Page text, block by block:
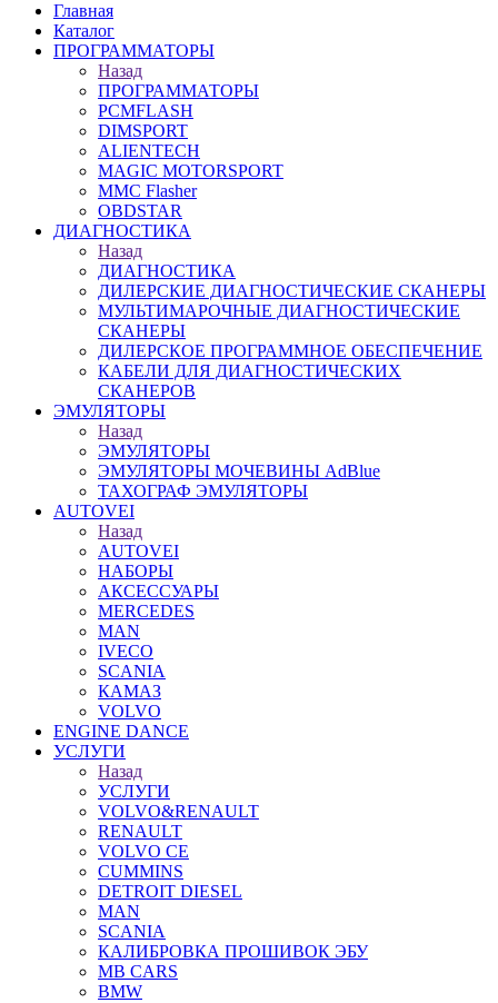
Главная
Каталог
ПРОГРАММАТОРЫ
Назад
ПРОГРАММАТОРЫ
PCMFLASH
DIMSPORT
ALIENTECH
MAGIC MOTORSPORT
MMC Flasher
OBDSTAR
ДИАГНОСТИКА
Назад
ДИАГНОСТИКА
ДИЛЕРСКИЕ ДИАГНОСТИЧЕСКИЕ СКАНЕРЫ
МУЛЬТИМАРОЧНЫЕ ДИАГНОСТИЧЕСКИЕ
СКАНЕРЫ
ДИЛЕРСКОЕ ПРОГРАММНОЕ ОБЕСПЕЧЕНИЕ
КАБЕЛИ ДЛЯ ДИАГНОСТИЧЕСКИХ
СКАНЕРОВ
ЭМУЛЯТОРЫ
Назад
ЭМУЛЯТОРЫ
ЭМУЛЯТОРЫ МОЧЕВИНЫ АdBlue
ТАХОГРАФ ЭМУЛЯТОРЫ
AUTOVEI
Назад
AUTOVEI
НАБОРЫ
АКСЕССУАРЫ
MERCEDES
MAN
IVECO
SCANIA
КАМАЗ
VOLVO
ENGINE DANCE
УСЛУГИ
Назад
УСЛУГИ
VOLVO&RENAULT
RENAULT
VOLVO CE
CUMMINS
DETROIT DIESEL
MAN
SCANIA
КАЛИБРОВКА ПРОШИВОК ЭБУ
MB CARS
BMW